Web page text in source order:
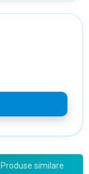
Produse similare